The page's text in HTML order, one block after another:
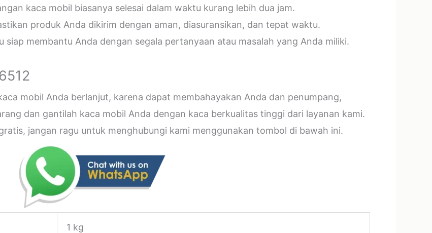
kaca mobil biasanya selesai dalam waktu kurang lebih dua jam.
produk Anda dikirim dengan aman, diasuransikan, dan tepat waktu.
siap membantu Anda dengan segala pertanyaan atau masalah yang Anda miliki.
mobil Anda berlanjut, karena dapat membahayakan Anda dan penumpang,
dan gantilah kaca mobil Anda dengan kaca berkualitas tinggi dari layanan kami.
jangan ragu untuk menghubungi kami menggunakan tombol di bawah ini.
1 kg